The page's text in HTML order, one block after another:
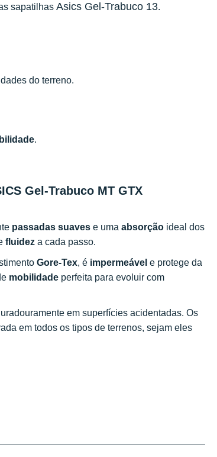
sapatilhas Asics Gel-Trabuco 13.
do terreno.
.
Gel-Trabuco MT GTX
passadas suaves e uma absorção ideal dos
fluidez a cada passo.
Gore-Tex, é impermeável e protege da
mobilidade perfeita para evoluir com
em superfícies acidentadas. Os
em todos os tipos de terrenos, sejam eles